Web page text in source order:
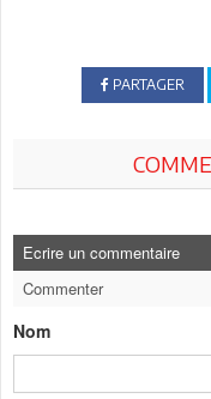
PARTAGER
Ecrire un commentaire
Commenter
Nom